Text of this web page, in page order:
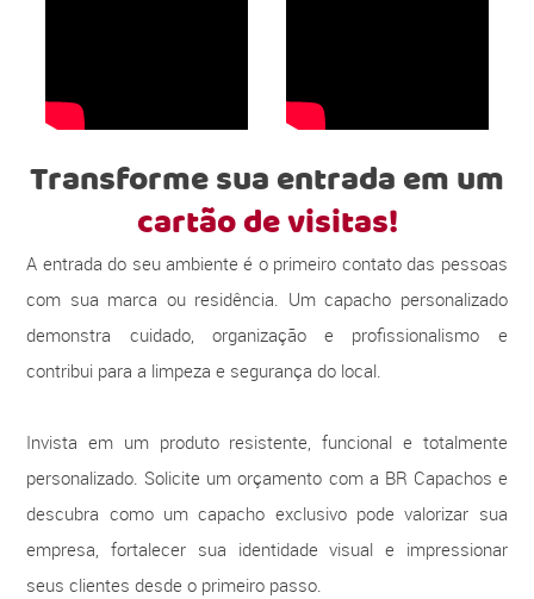
Transforme sua entrada em um
cartão de visitas!
A entrada do seu ambiente é o primeiro contato das pessoas
com sua marca ou residência. Um capacho personalizado
demonstra cuidado, organização e profissionalismo e
contribui para a limpeza e segurança do local.
Invista em um produto resistente, funcional e totalmente
personalizado. Solicite um orçamento com a BR Capachos e
descubra como um capacho exclusivo pode valorizar sua
empresa, fortalecer sua identidade visual e impressionar
seus clientes desde o primeiro passo.